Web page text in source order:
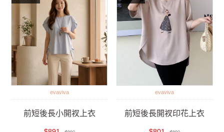
evaviva
前短後長小開衩上衣
evaviva
前短後長開衩印花上衣